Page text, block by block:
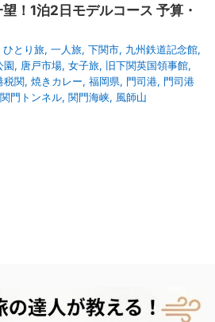
！1泊2日モデルコース 予算・
ひとり旅, 一人旅, 下関市, 九州鉄道記念館,
園, 唐戸市場, 女子旅, 旧下関英国領事館,
税関, 焼きカレー, 福岡県, 門司港, 門司港
関門トンネル, 関門海峡, 風師山